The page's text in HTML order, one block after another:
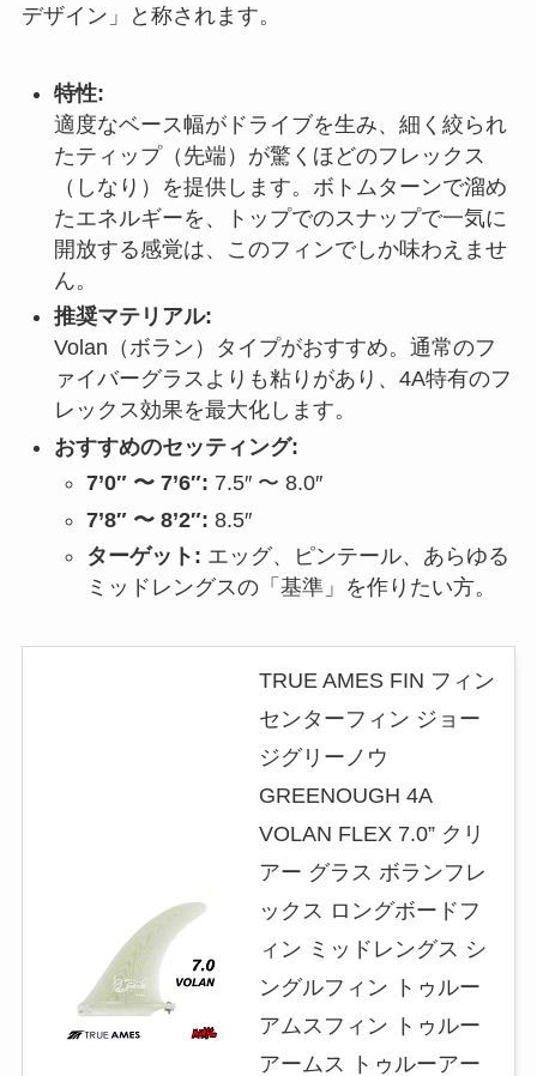
デザイン」と称されます。
特性:
適度なベース幅がドライブを生み、細く絞られ
たティップ（先端）が驚くほどのフレックス
（しなり）を提供します。ボトムターンで溜め
たエネルギーを、トップでのスナップで一気に
開放する感覚は、このフィンでしか味わえませ
ん。
推奨マテリアル:
Volan（ボラン）タイプがおすすめ。通常のフ
ァイバーグラスよりも粘りがあり、4A特有のフ
レックス効果を最大化します。
おすすめのセッティング:
7’0″ 〜 7’6″: 7.5″ 〜 8.0″
7’8″ 〜 8’2″: 8.5″
ターゲット: エッグ、ピンテール、あらゆる
ミッドレングスの「基準」を作りたい方。
TRUE AMES FIN フィン
センターフィン ジョー
ジグリーノウ
GREENOUGH 4A
VOLAN FLEX 7.0” クリ
アー グラス ボランフレ
ックス ロングボードフ
ィン ミッドレングス シ
ングルフィン トゥルー
アムスフィン トゥルー
アームス トゥルーアー